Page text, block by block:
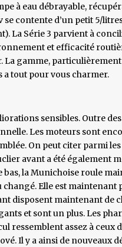
à eau débrayable,
se contente d’un petit 5/
La Série 3 parvient à
et efficacité
La gamme,
a tout pour vous charmer.
sensibles. Outre
Les moteurs sont
On peut citer parmi
avant a été également
bas, la Munichoise roule
Elle est maintenant
disposent maintenant de
et sont un plus. Les
ressemblent assez à ceux
Il y a ainsi de nouveaux